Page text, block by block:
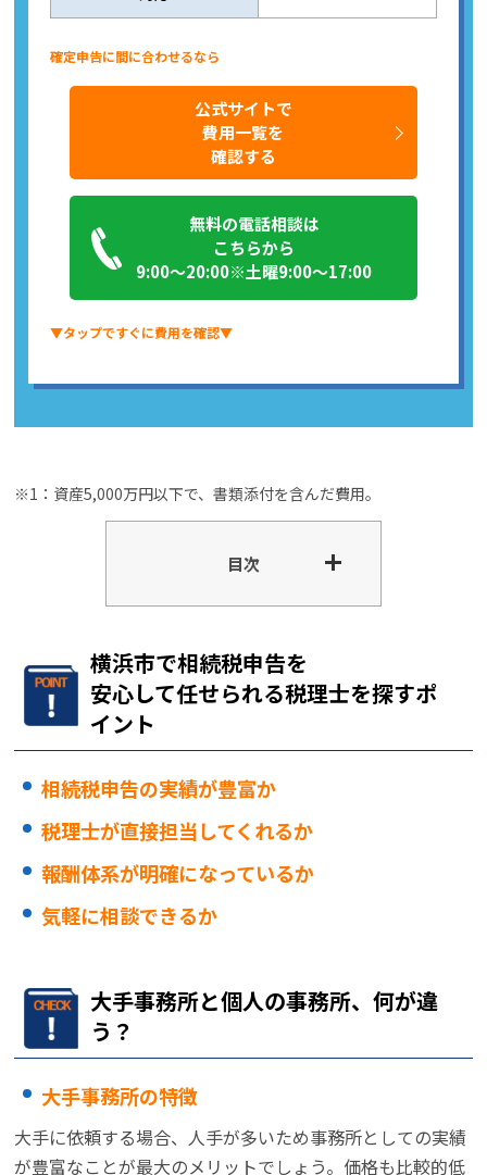
確定申告に間に合わせるなら
公式サイトで
費用一覧を
確認する
無料の電話相談は
こちらから
9:00～20:00※土曜9:00～17:00
▼タップですぐに費用を確認▼
※1：資産5,000万円以下で、書類添付を含んだ費用。
目次
横浜市で相続税申告を
安心して任せられる税理士を探すポ
イント
相続税申告の実績が豊富か
税理士が直接担当してくれるか
報酬体系が明確になっているか
気軽に相談できるか
大手事務所と個人の事務所、何が違
う？
大手事務所の特徴
大手に依頼する場合、人手が多いため事務所としての実績
が豊富なことが最大のメリットでしょう。価格も比較的低